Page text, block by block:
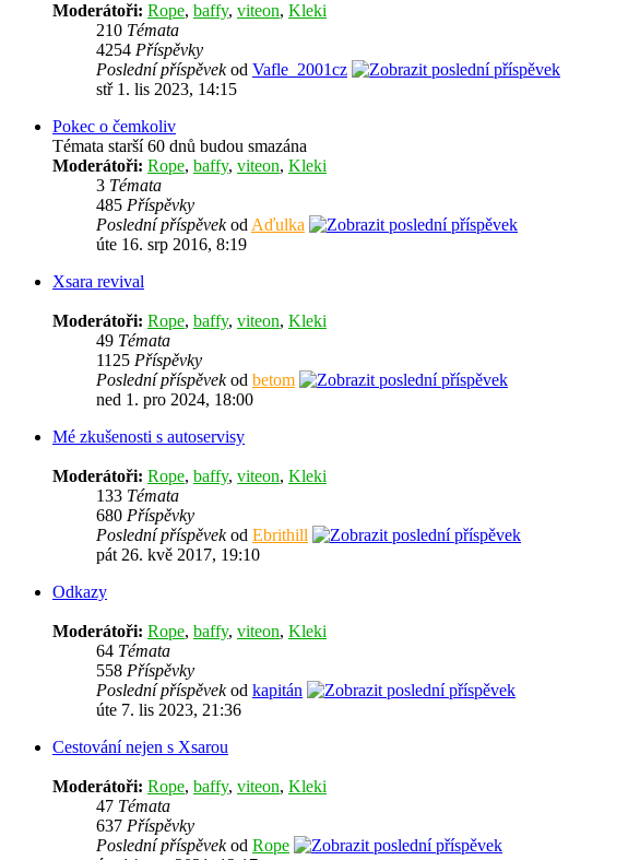
Moderátoři: Rope, baffy, viteon, Kleki
210 Témata
4254 Příspěvky
Poslední příspěvekod Vafle_2001cz
stř 1. lis 2023, 14:15
Pokec o čemkoliv
Témata starší 60 dnů budou smazána
Moderátoři: Rope, baffy, viteon, Kleki
3 Témata
485 Příspěvky
Poslední příspěvekodAďulka
úte 16. srp 2016, 8:19
Xsara revival
Moderátoři: Rope, baffy, viteon, Kleki
49 Témata
1125 Příspěvky
Poslední příspěvekod betom
ned 1. pro 2024, 18:00
Mé zkušenosti s autoservisy
Moderátoři: Rope, baffy, viteon, Kleki
133 Témata
680 Příspěvky
Poslední příspěvekod Ebrithill
pát 26. kvě 2017, 19:10
Odkazy
Moderátoři: Rope, baffy, viteon, Kleki
64 Témata
558 Příspěvky
Poslední příspěvekod kapitán
úte 7. lis 2023, 21:36
Cestování nejen s Xsarou
Moderátoři: Rope, baffy, viteon, Kleki
47 Témata
637 Příspěvky
Poslední příspěvekod Rope